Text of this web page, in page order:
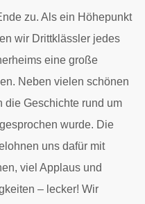
zu. Als ein Höhepunkt
wir Drittklässler jedes
eine große
Neben vielen schönen
die Geschichte rund um
wurde. Die
uns dafür mit
viel Applaus und
– lecker! Wir